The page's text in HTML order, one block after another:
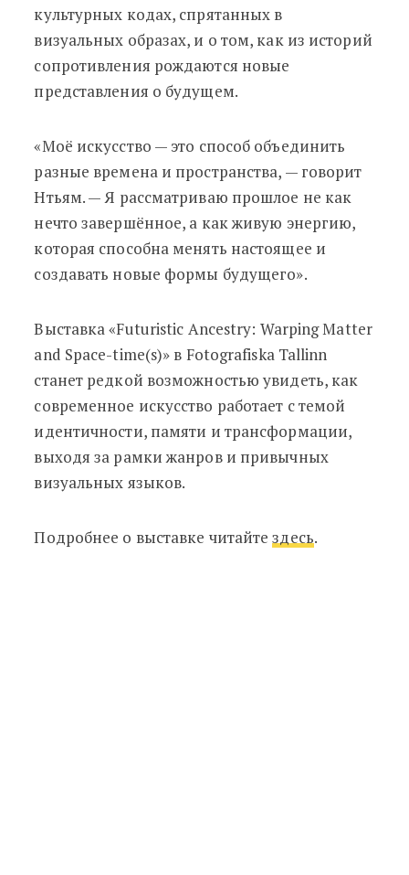
культурных кодах, спрятанных в
визуальных образах, и о том, как из историй
сопротивления рождаются новые
представления о будущем.
«Моё искусство — это способ объединить
разные времена и пространства, — говорит
Нтьям. — Я рассматриваю прошлое не как
нечто завершённое, а как живую энергию,
которая способна менять настоящее и
создавать новые формы будущего».
Выставка «Futuristic Ancestry: Warping Matter
and Space-time(s)» в Fotografiska Tallinn
станет редкой возможностью увидеть, как
современное искусство работает с темой
идентичности, памяти и трансформации,
выходя за рамки жанров и привычных
визуальных языков.
Подробнее о выставке читайтездесь.